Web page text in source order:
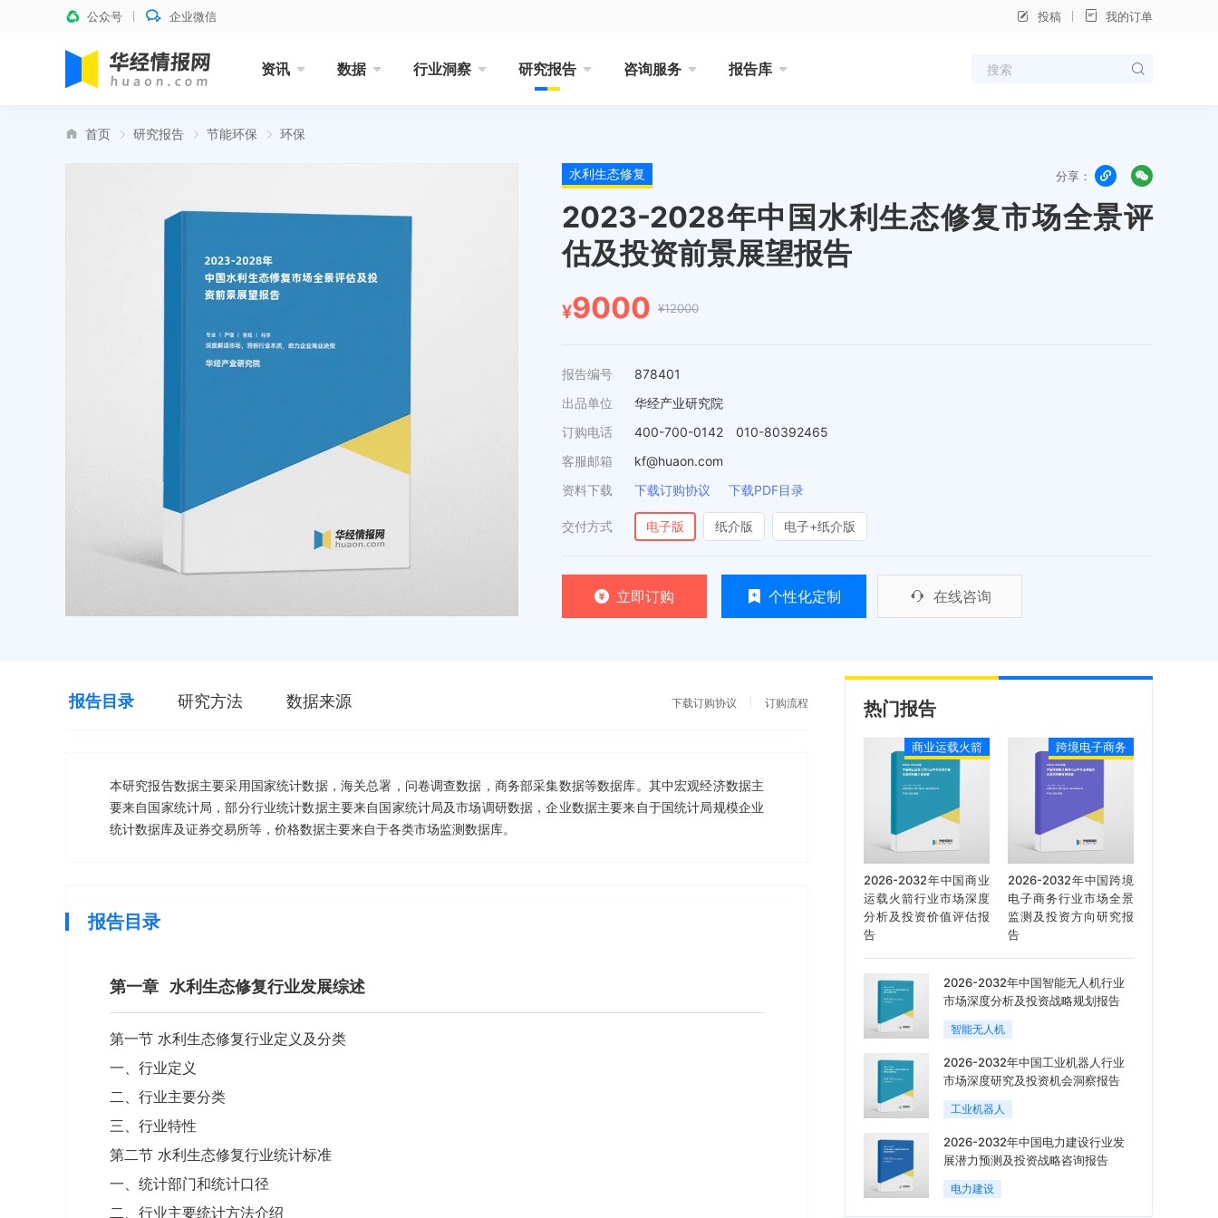
公众号 企业微信 投稿 我的订单
资讯 数据 行业洞察 研究报告 咨询服务 报告库
首页 研究报告 节能环保 环保
水利生态修复 分享：
2023-2028年中国水利生态修复市场全景评
估及投资前景展望报告
¥9000 ¥12000
报告编号
878401
出品单位
华经产业研究院
订购电话
400-700-0142 010-80392465
客服邮箱
kf@huaon.com
资料下载
下载订购协议 下载PDF目录
交付方式 电子版 纸介版 电子+纸介版
立即订购 个性化定制 在线咨询
报告目录 研究方法 数据来源 下载订购协议 订购流程
本研究报告数据主要采用国家统计数据，海关总署，问卷调查数据，商务部采集数据等数据库。其中宏观经济数据主
要来自国家统计局，部分行业统计数据主要来自国家统计局及市场调研数据，企业数据主要来自于国统计局规模企业
统计数据库及证券交易所等，价格数据主要来自于各类市场监测数据库。
报告目录
第一章 水利生态修复行业发展综述
第一节 水利生态修复行业定义及分类
一、行业定义
二、行业主要分类
三、行业特性
第二节 水利生态修复行业统计标准
一、统计部门和统计口径
二、行业主要统计方法介绍
热门报告
商业运载火箭
2026-2032年中国商业
运载火箭行业市场深度
分析及投资价值评估报
告
跨境电子商务
2026-2032年中国跨境
电子商务行业市场全景
监测及投资方向研究报
告
2026-2032年中国智能无人机行业
市场深度分析及投资战略规划报告
智能无人机
2026-2032年中国工业机器人行业
市场深度研究及投资机会洞察报告
工业机器人
2026-2032年中国电力建设行业发
展潜力预测及投资战略咨询报告
电力建设